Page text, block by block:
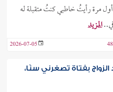
أول مرة رأيتُ خاطبي كنتُ متقبلة له
المزيد
48
2026-07-05
بفتاة تصغرني سنًا،